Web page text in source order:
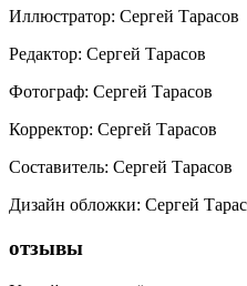
Иллюстратор: Сергей Тарасов
Редактор: Сергей Тарасов
Фотограф: Сергей Тарасов
Корректор: Сергей Тарасов
Составитель: Сергей Тарасов
Дизайн обложки: Сергей
отзывы